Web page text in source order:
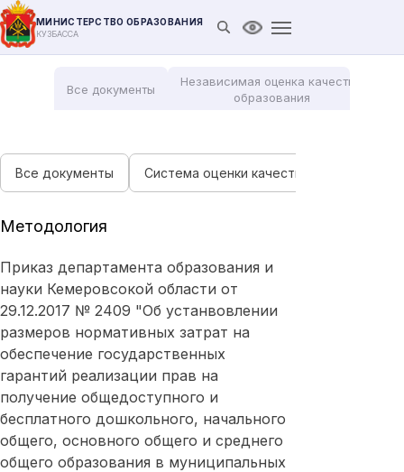
МИНИСТЕРСТВО ОБРАЗОВАНИЯ
КУЗБАССА Открыть поиск
Версия для
Все документы
Независимая оценка качества
образования
Все документы Система оценки качества подготовки
Методология
Приказ департамента образования и
науки Кемеровсокой области от
29.12.2017 № 2409 "Об устанвовлении
размеров нормативных затрат на
обеспечение государственных
гарантий реализации прав на
получение общедоступного и
бесплатного дошкольного, начального
общего, основного общего и среднего
общего образования в муниципальных